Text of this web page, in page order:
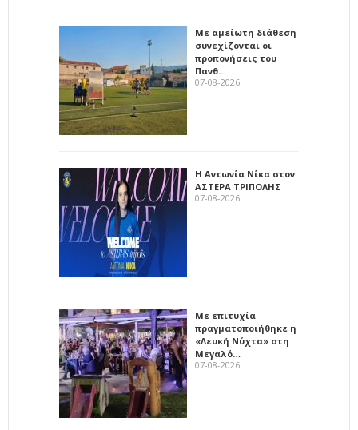
Με αμείωτη διάθεση
συνεχίζονται οι
προπονήσεις του
Πανθ…
07-08-2026
Η Αντωνία Νίκα στον
ΑΣΤΕΡΑ ΤΡΙΠΟΛΗΣ
07-08-2026
Με επιτυχία
πραγματοποιήθηκε η
«Λευκή Νύχτα» στη
Μεγαλό…
07-08-2026